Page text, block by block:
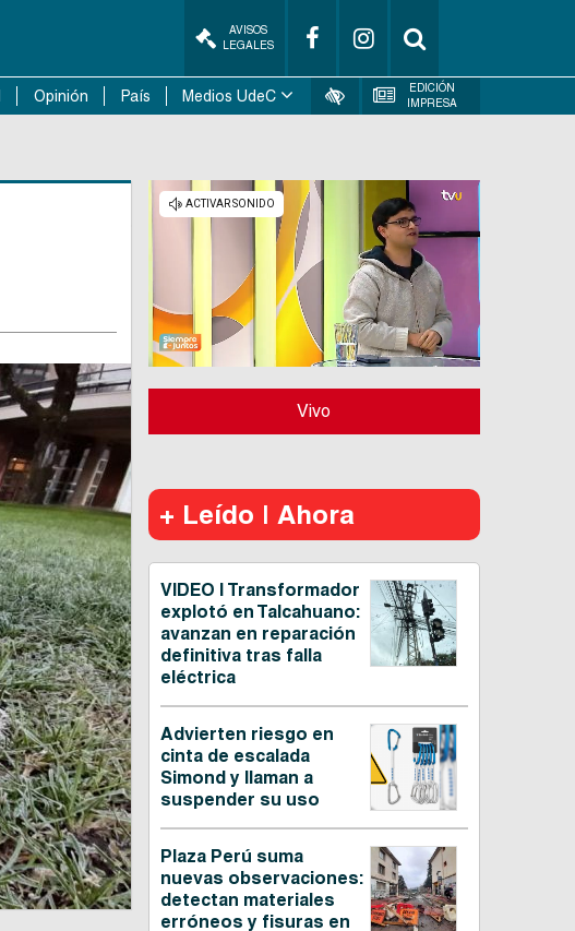
AVISOS
LEGALES
Opinión País Medios UdeC
EDICIÓN
IMPRESA
Vivo
+ Leído | Ahora
VIDEO | Transformador
explotó en Talcahuano:
avanzan en reparación
definitiva tras falla
eléctrica
Advierten riesgo en
cinta de escalada
Simond y llaman a
suspender su uso
Plaza Perú suma
nuevas observaciones:
detectan materiales
erróneos y fisuras en